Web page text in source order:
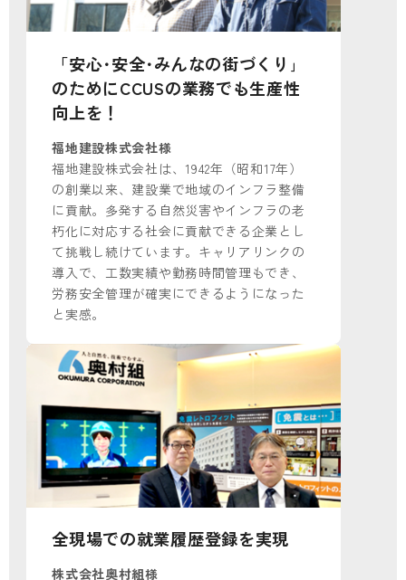
「安心･安全･みんなの街づくり｣
のためにCCUSの業務でも生産性
向上を！
福地建設株式会社様
福地建設株式会社は、1942年（昭和17年）
の創業以来、建設業で地域のインフラ整備
に貢献。多発する自然災害やインフラの老
朽化に対応する社会に貢献できる企業とし
て挑戦し続けています。キャリアリンクの
導入で、工数実績や勤務時間管理もでき、
労務安全管理が確実にできるようになった
と実感。
全現場での就業履歴登録を実現
株式会社奥村組様